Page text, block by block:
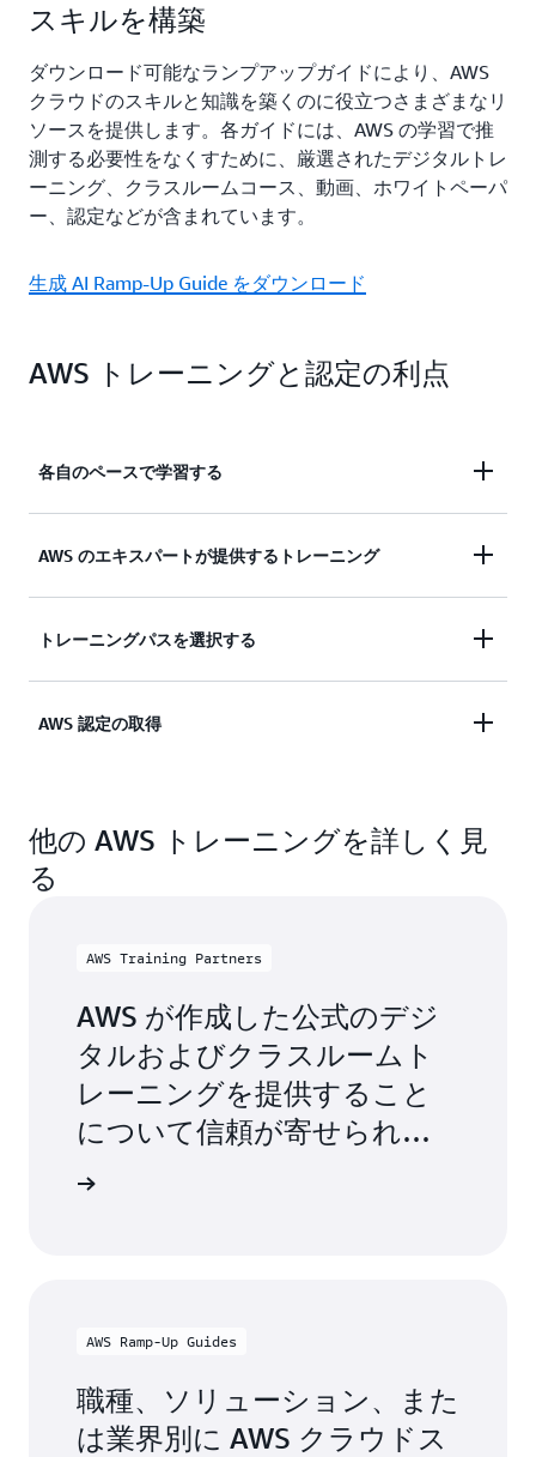
スキルを構築
ダウンロード可能なランプアップガイドにより、AWS
クラウドのスキルと知識を築くのに役立つさまざまなリ
ソースを提供します。各ガイドには、AWS の学習で推
測する必要性をなくすために、厳選されたデジタルトレ
ーニング、クラスルームコース、動画、ホワイトペーパ
ー、認定などが含まれています。
生成 AI Ramp-Up Guide をダウンロード
AWS トレーニングと認定の利点
各自のペースで学習する
お客様の都合がよい時間や場所において、オンデマ
ニーの次の一歩を踏み出し、
AWS Skill Builder のサ
習しましょう。
AWS のエキスパートが提供するトレーニング
認定インストラクターから技術的なスキルやベスト
トレーニングパスを選択する
特定のドメインや職種ごとに推奨される
ラーニング
AWS 認定の取得
で、またはテストセンターで、業界で認められた認
定
多くの信頼を得ましょう。
他の AWS トレーニングを詳しく見
る
AWS Training Partners
AWS が作成した公式のデジ
タルおよびクラスルームト
レーニングを提供すること
について信頼が寄せられて
いる、グローバルな AWS ト
AWS Ramp-Up Guides
職種、ソリューション、また
は業界別に AWS クラウドス